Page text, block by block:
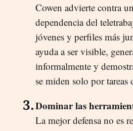
Cowen advierte contra
dependencia del
jóvenes y perfiles más
ayuda a ser visible,
informalmente y
se miden solo por tareas
Dominar las
La mejor defensa no es